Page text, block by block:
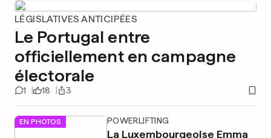
LÉGISLATIVES ANTICIPÉES
Le Portugal entre
officiellement en campagne
électorale
1 18 3
EN PHOTOS POWERLIFTING
La Luxembourgeoise Emma